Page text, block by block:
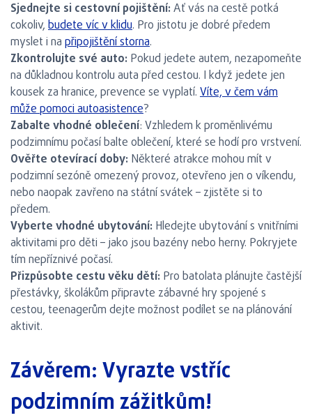
Sjednejte si cestovní pojištění:Ať vás na cestě potká
cokoliv, budete víc v klidu. Pro jistotu je dobré předem
myslet i na připojištění storna.
Zkontrolujte své auto: Pokud jedete autem, nezapomeňte
na důkladnou kontrolu auta před cestou. I když jedete jen
kousek za hranice, prevence se vyplatí. Víte, v čem vám
může pomoci autoasistence?
Zabalte vhodné oblečení: Vzhledem k proměnlivému
podzimnímu počasí balte oblečení, které se hodí pro vrstvení.
Ověřte otevírací doby: Některé atrakce mohou mít v
podzimní sezóně omezený provoz, otevřeno jen o víkendu,
nebo naopak zavřeno na státní svátek – zjistěte si to
předem.
Vyberte vhodné ubytování: Hledejte ubytování s vnitřními
aktivitami pro děti – jako jsou bazény nebo herny. Pokryjete
tím nepříznivé počasí.
Přizpůsobte cestu věku dětí: Pro batolata plánujte častější
přestávky, školákům připravte zábavné hry spojené s
cestou, teenagerům dejte možnost podílet se na plánování
aktivit.
Závěrem: Vyrazte vstříc
podzimním zážitkům!